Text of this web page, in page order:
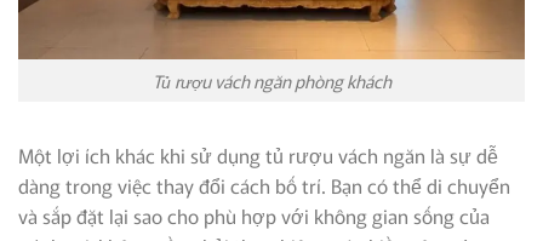
Tủ rượu vách ngăn phòng khách
Một lợi ích khác khi sử dụng tủ rượu vách ngăn là sự dễ
dàng trong việc thay đổi cách bố trí. Bạn có thể di chuyển
và sắp đặt lại sao cho phù hợp với không gian sống của